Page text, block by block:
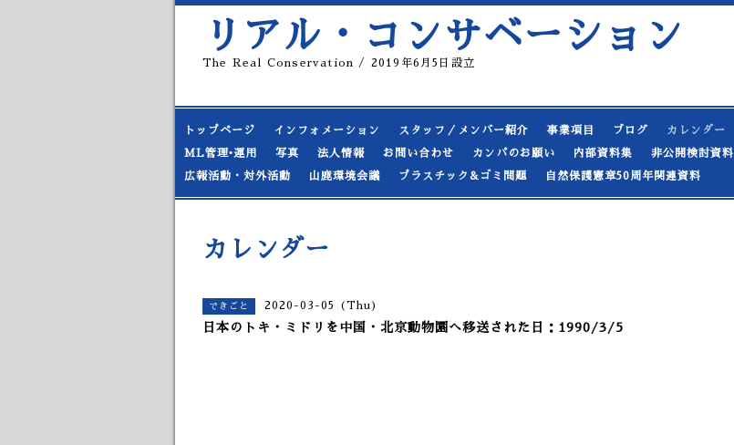
リアル・コンサベーション
The Real Conservation / 2019年6月5日設立
トップページ インフォメーション スタッフ／メンバー紹介 事業項目 ブログ カレンダー
ML管理•運用 写真 法人情報 お問い合わせ カンパのお願い 内部資料集 非公開検討資料
広報活動・対外活動 山鹿環境会議 プラスチック&ゴミ問題 自然保護憲章50周年関連資料
カレンダー
できごと 2020-03-05 (Thu)
日本のトキ・ミドリを中国・北京動物園へ移送された日：1990/3/5